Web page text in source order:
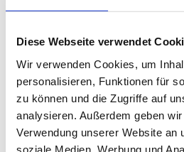
Diese Webseite verwendet
Wir verwenden Cookies, um
personalisieren, Funktionen für
zu können und die Zugriffe auf
analysieren. Außerdem geben
Verwendung unserer Website an
soziale Medien, Werbung und
Versicherungen in und um
Der große Erfolg unserer
hauptsächlich auf:
Kompetente Beratung
Zeichnungen
Hohe Qualität der Fertigung